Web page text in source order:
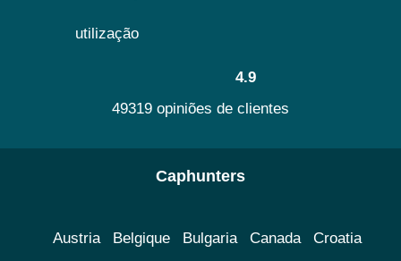
utilização
4.9
49319 opiniões de clientes
Caphunters
Austria Belgique Bulgaria Canada Croatia